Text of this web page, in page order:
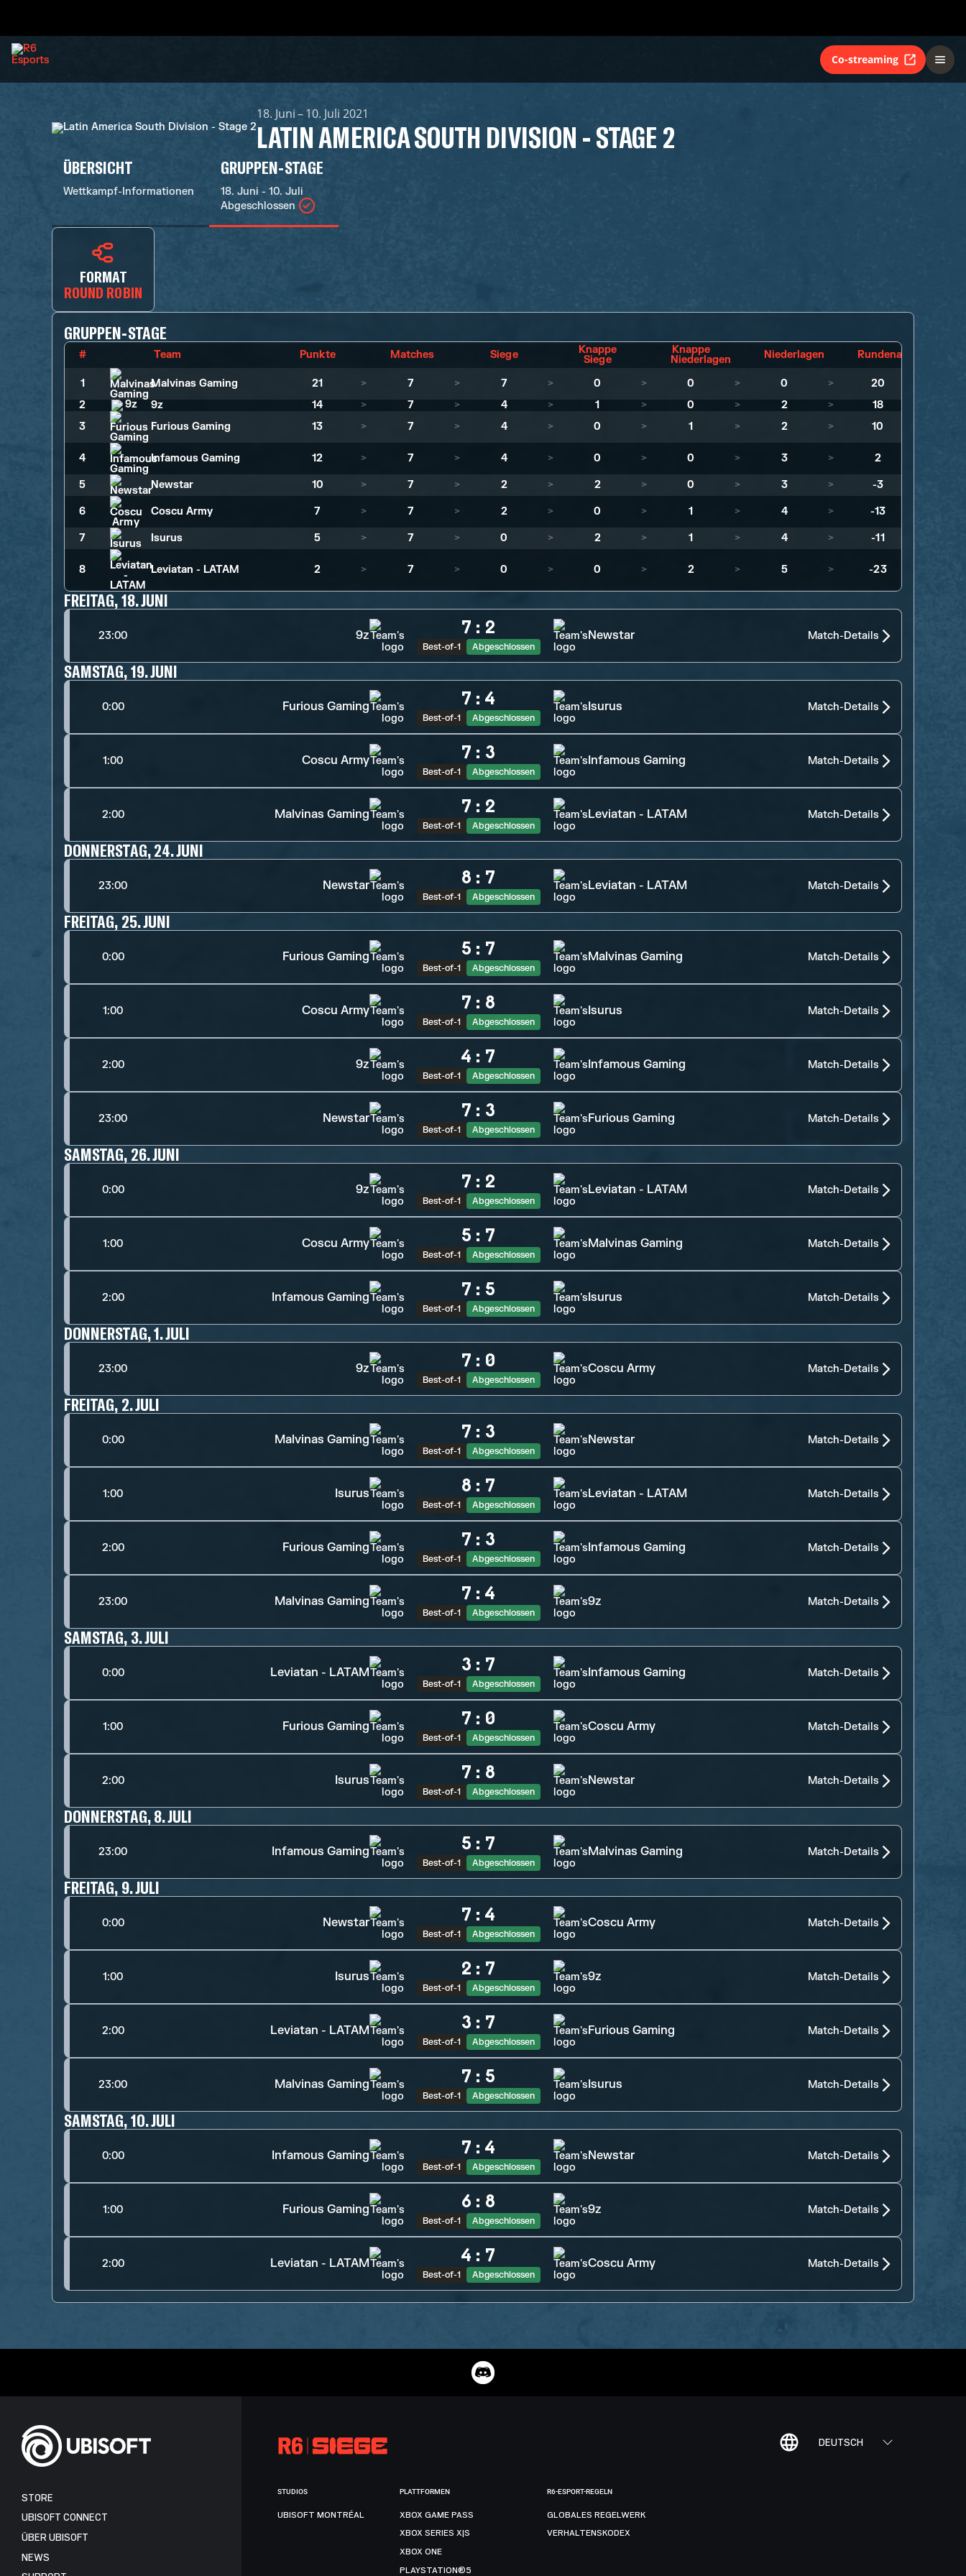
Co-streaming
18. Juni – 10. Juli 2021
LATIN AMERICA SOUTH DIVISION - STAGE 2
ÜBERSICHT
Wettkampf-Informationen
GRUPPEN-STAGE
18. Juni - 10. Juli
Abgeschlossen
FORMAT
ROUND ROBIN
GRUPPEN-STAGE
# Team Punkte Matches Siege
Knappe
Siege
Knappe
Niederlagen
Niederlagen
1 Malvinas Gaming 21 > 7 > 7 > 0 > 0 > 0 >
20
2
9z 14 > 7 > 4 > 1 > 0 > 2 >
18
3
Furious Gaming 13 > 7 > 4 > 0 > 1 > 2 > 10
4 Infamous Gaming 12 > 7 > 4 > 0 > 0 > 3 > 2
5 Newstar 10 > 7 > 2 > 2 > 0 > 3 > -3
6 Coscu Army 7 > 7 > 2 > 0 > 1 > 4 > -13
7 Isurus 5 > 7 > 0 > 2 > 1 > 4 > -11
8 Leviatan - LATAM 2 > 7 > 0 > 0 > 2 > 5 > -23
FREITAG, 18. JUNI
23:00 9z 7 : 2
Best-of-1 Abgeschlossen
Newstar Match-Details
SAMSTAG, 19. JUNI
0:00 Furious Gaming 7 : 4
Best-of-1 Abgeschlossen
Isurus Match-Details
1:00 Coscu Army 7 : 3
Best-of-1 Abgeschlossen
Infamous Gaming Match-Details
2:00 Malvinas Gaming 7 : 2
Best-of-1 Abgeschlossen
Leviatan - LATAM Match-Details
DONNERSTAG, 24. JUNI
23:00 Newstar 8 : 7
Best-of-1 Abgeschlossen
Leviatan - LATAM Match-Details
FREITAG, 25. JUNI
0:00 Furious Gaming 5 : 7
Best-of-1 Abgeschlossen
Malvinas Gaming Match-Details
1:00 Coscu Army 7 : 8
Best-of-1 Abgeschlossen
Isurus Match-Details
2:00 9z 4 : 7
Best-of-1 Abgeschlossen
Infamous Gaming Match-Details
23:00 Newstar 7 : 3
Best-of-1 Abgeschlossen
Furious Gaming Match-Details
SAMSTAG, 26. JUNI
0:00 9z 7 : 2
Best-of-1 Abgeschlossen
Leviatan - LATAM Match-Details
1:00 Coscu Army 5 : 7
Best-of-1 Abgeschlossen
Malvinas Gaming Match-Details
2:00 Infamous Gaming 7 : 5
Best-of-1 Abgeschlossen
Isurus Match-Details
DONNERSTAG, 1. JULI
23:00 9z 7 : 0
Best-of-1 Abgeschlossen
Coscu Army Match-Details
FREITAG, 2. JULI
0:00 Malvinas Gaming 7 : 3
Best-of-1 Abgeschlossen
Newstar Match-Details
1:00 Isurus 8 : 7
Best-of-1 Abgeschlossen
Leviatan - LATAM Match-Details
2:00 Furious Gaming 7 : 3
Best-of-1 Abgeschlossen
Infamous Gaming Match-Details
23:00 Malvinas Gaming 7 : 4
Best-of-1 Abgeschlossen
9z Match-Details
SAMSTAG, 3. JULI
0:00 Leviatan - LATAM 3 : 7
Best-of-1 Abgeschlossen
Infamous Gaming Match-Details
1:00 Furious Gaming 7 : 0
Best-of-1 Abgeschlossen
Coscu Army Match-Details
2:00 Isurus 7 : 8
Best-of-1 Abgeschlossen
Newstar Match-Details
DONNERSTAG, 8. JULI
23:00 Infamous Gaming 5 : 7
Best-of-1 Abgeschlossen
Malvinas Gaming Match-Details
FREITAG, 9. JULI
0:00 Newstar 7 : 4
Best-of-1 Abgeschlossen
Coscu Army Match-Details
1:00 Isurus 2 : 7
Best-of-1 Abgeschlossen
9z Match-Details
2:00 Leviatan - LATAM 3 : 7
Best-of-1 Abgeschlossen
Furious Gaming Match-Details
23:00 Malvinas Gaming 7 : 5
Best-of-1 Abgeschlossen
Isurus Match-Details
SAMSTAG, 10. JULI
0:00 Infamous Gaming 7 : 4
Best-of-1 Abgeschlossen
Newstar Match-Details
1:00 Furious Gaming 6 : 8
Best-of-1 Abgeschlossen
9z Match-Details
2:00 Leviatan - LATAM 4 : 7
Best-of-1 Abgeschlossen
Coscu Army Match-Details
DEUTSCH
STORE
UBISOFT CONNECT
ÜBER UBISOFT
NEWS
STUDIOS
UBISOFT MONTRÉAL
PLATTFORMEN
XBOX GAME PASS
XBOX SERIES X|S
XBOX ONE
PLAYSTATION®5
R6-ESPORT-REGELN
GLOBALES REGELWERK
VERHALTENSKODEX